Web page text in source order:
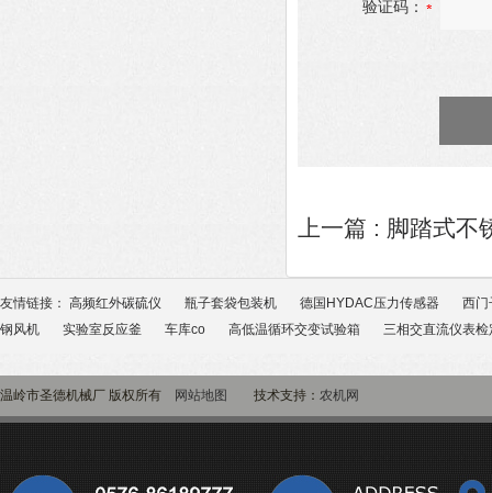
验证码：
上一篇 : 脚踏式不
友情链接： 高频红外碳硫仪 瓶子套袋包装机 德国HYDAC压力传感器
西门
钢风机
实验室反应釜 车库co 高低温循环交变试验箱 三相交直流仪表检
温岭市圣德机械厂 版权所有 网站地图 技术支持： 农机网